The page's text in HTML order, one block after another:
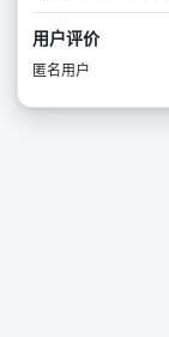
用户评价
匿名用户